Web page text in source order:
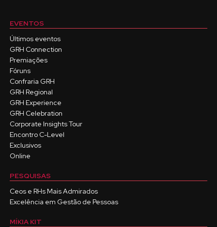
EVENTOS
Últimos eventos
GRH Connection
Premiações
Fóruns
Confraria GRH
GRH Regional
GRH Experience
GRH Celebration
Corporate Insights Tour
Encontro C-Level
Exclusivos
Online
PESQUISAS
Ceos e RHs Mais Admirados
Excelência em Gestão de Pessoas
MÍKIA KIT